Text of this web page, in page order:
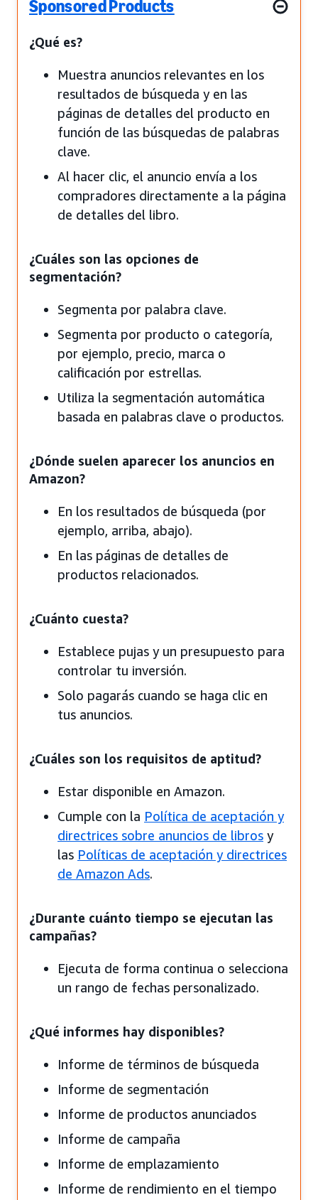
Sponsored Products
¿Qué es?
Muestra anuncios relevantes en los
resultados de búsqueda y en las
páginas de detalles del producto en
función de las búsquedas de palabras
clave.
Al hacer clic, el anuncio envía a los
compradores directamente a la página
de detalles del libro.
¿Cuáles son las opciones de
segmentación?
Segmenta por palabra clave.
Segmenta por producto o categoría,
por ejemplo, precio, marca o
calificación por estrellas.
Utiliza la segmentación automática
basada en palabras clave o productos.
¿Dónde suelen aparecer los anuncios en
Amazon?
En los resultados de búsqueda (por
ejemplo, arriba, abajo).
En las páginas de detalles de
productos relacionados.
¿Cuánto cuesta?
Establece pujas y un presupuesto para
controlar tu inversión.
Solo pagarás cuando se haga clic en
tus anuncios.
¿Cuáles son los requisitos de aptitud?
Estar disponible en Amazon.
Cumple con la Política de aceptación y
directrices sobre anuncios de libros y
las Políticas de aceptación y directrices
de Amazon Ads.
¿Durante cuánto tiempo se ejecutan las
campañas?
Ejecuta de forma continua o selecciona
un rango de fechas personalizado.
¿Qué informes hay disponibles?
Informe de términos de búsqueda
Informe de segmentación
Informe de productos anunciados
Informe de campaña
Informe de emplazamiento
Informe de rendimiento en el tiempo